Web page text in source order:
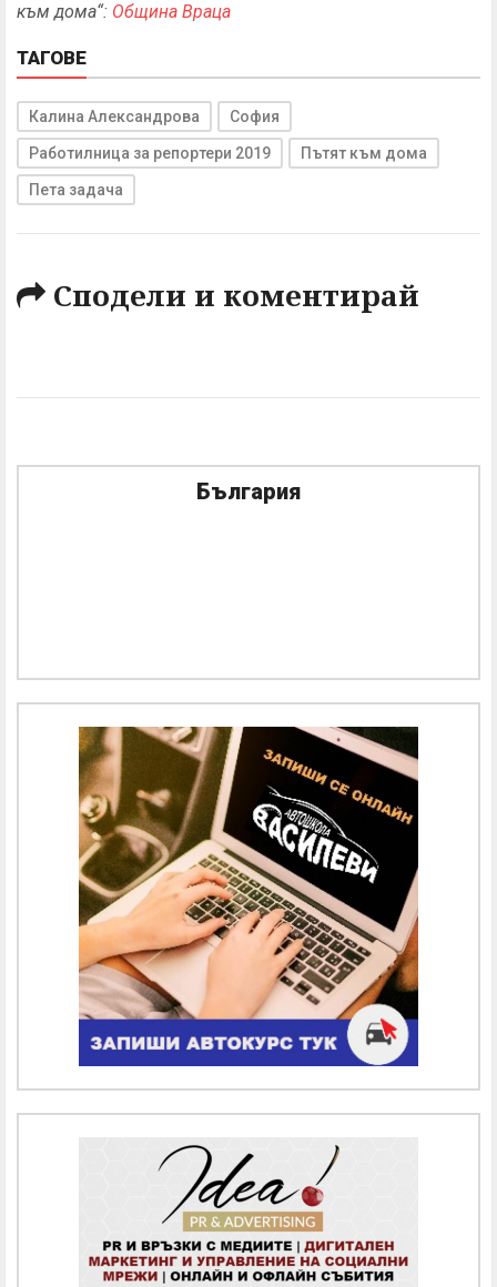
към дома“: Община Враца
ТАГОВЕ
Калина Александрова София
Работилница за репортери 2019 Пътят към дома
Пета задача
Сподели и коментирай
България